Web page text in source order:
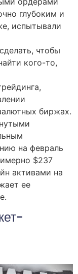
глубоким и
испытывали
чтобы
кого-то,
биржах.
на февраль
$237
активами на
ее